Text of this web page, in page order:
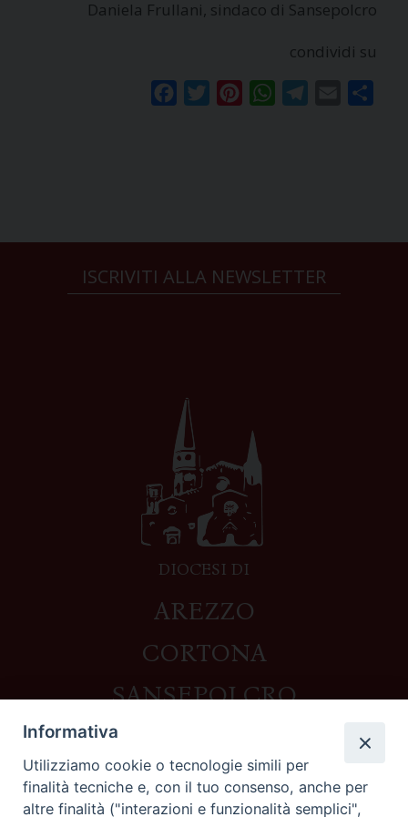
Daniela Frullani, sindaco di Sansepolcro
condividi su
FacebookTwitterPinterestWhatsAppTelegram
Email
ISCRIVITI ALLA NEWSLETTER
DIOCESI DI
AREZZO
CORTONA
SANSEPOLCRO
Contatti
Informativa
Utilizziamo cookie o tecnologie simili per
finalità tecniche e, con il tuo consenso, anche per
altre finalità ("interazioni e funzionalità semplici",